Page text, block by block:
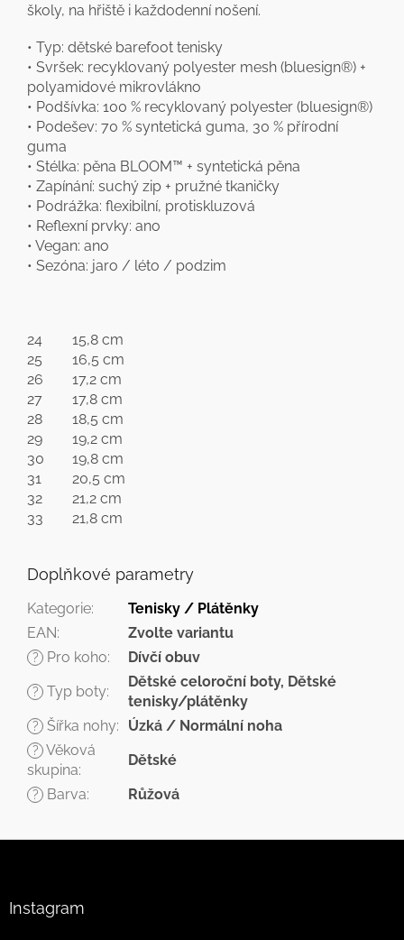
školy, na hřiště i každodenní nošení.
• Typ: dětské barefoot tenisky
• Svršek: recyklovaný polyester mesh (bluesign®) +
polyamidové mikrovlákno
• Podšívka: 100 % recyklovaný polyester (bluesign®)
• Podešev: 70 % syntetická guma, 30 % přírodní
guma
• Stélka: pěna BLOOM™ + syntetická pěna
• Zapínání: suchý zip + pružné tkaničky
• Podrážka: flexibilní, protiskluzová
• Reflexní prvky: ano
• Vegan: ano
• Sezóna: jaro / léto / podzim
24
15,8 cm
25
16,5 cm
26
17,2 cm
27
17,8 cm
28
18,5 cm
29
19,2 cm
30
19,8 cm
31
20,5 cm
32
21,2 cm
33
21,8 cm
Doplňkové parametry
Kategorie:
Tenisky / Plátěnky
EAN: Zvolte variantu
? Pro koho: Dívčí obuv
? Typ boty:
Dětské celoroční boty, Dětské
tenisky/plátěnky
? Šířka nohy: Úzká / Normální noha
? Věková
skupina:
Dětské
? Barva: Růžová
Instagram